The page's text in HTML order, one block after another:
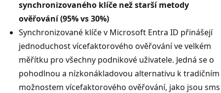
synchronizovaného klíče než starší metody
ověřování (95% vs 30%)
Synchronizované klíče v Microsoft Entra ID přinášejí
jednoduchost vícefaktorového ověřování ve velkém
měřítku pro všechny podnikové uživatele. Jedná se o
pohodlnou a nízkonákladovou alternativu k tradičním
možnostem vícefaktorového ověřování, jako jsou sms